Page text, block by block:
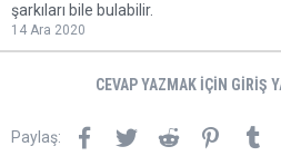
şarkıları bile bulabilir.
14 Ara 2020
CEVAP YAZMAK IÇIN GIRIŞ
Paylaş: Facebook
TwitterReddit Pinterest